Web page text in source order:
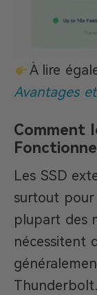
À lire
Avantages
Comment
Les SSD
surtout pour
plupart des
nécessitent